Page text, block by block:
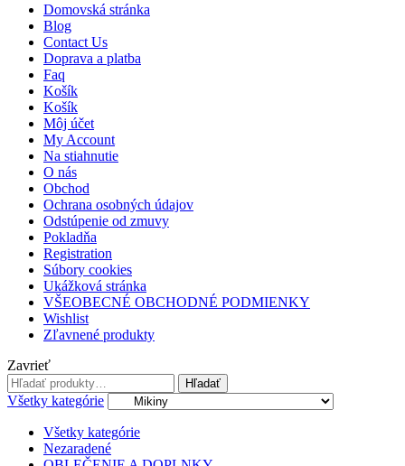
Domovská stránka
Blog
Contact Us
Doprava a platba
Faq
Košík
Košík
Môj účet
My Account
Na stiahnutie
O nás
Obchod
Ochrana osobných údajov
Odstúpenie od zmuvy
Pokladňa
Registration
Súbory cookies
Ukážková stránka
VŠEOBECNÉ OBCHODNÉ PODMIENKY
Wishlist
Zľavnené produkty
Zavrieť
Hľadať:
Hľadať
Všetky kategórie
Všetky kategórie
Nezaradené